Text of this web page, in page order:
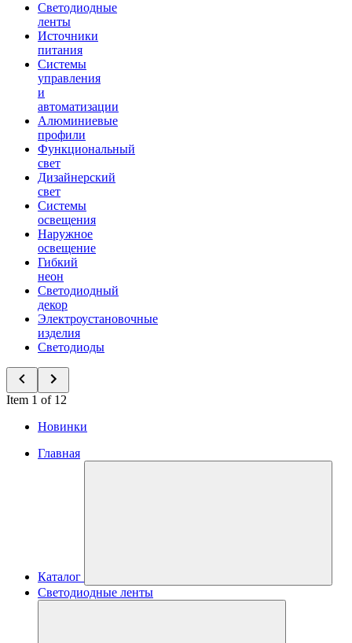
Светодиодные
ленты
Источники
питания
Системы
управления
и
автоматизации
Алюминиевые
профили
Функциональный
свет
Дизайнерский
свет
Системы
освещения
Наружное
освещение
Гибкий
неон
Светодиодный
декор
Электроустановочные
изделия
Светодиоды
Item 1 of 12
Новинки
Главная
Каталог
Светодиодные ленты